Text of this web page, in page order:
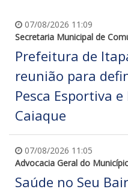
07/08/2026 11:09
Secretaria Municipal de
Prefeitura de
reunião para
Pesca Esportiva
Caiaque
07/08/2026 11:05
Advocacia Geral do
Saúde no Seu